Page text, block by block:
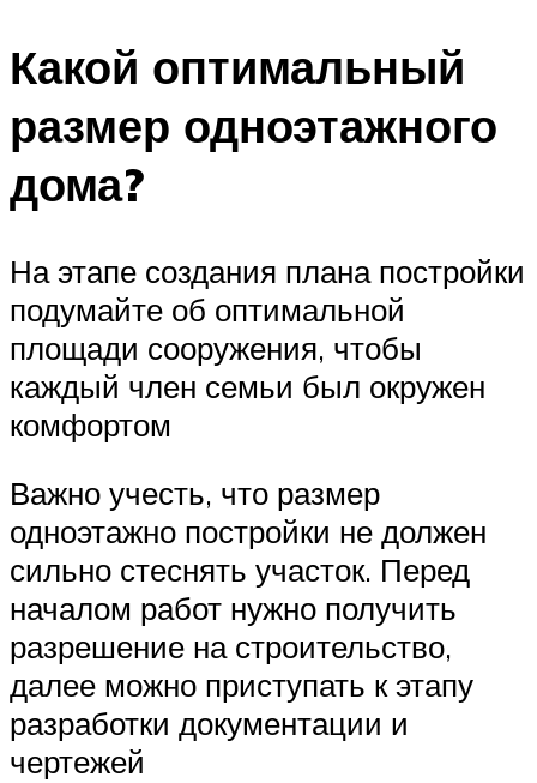
Какой оптимальный
размер одноэтажного
дома?
На этапе создания плана постройки
подумайте об оптимальной
площади сооружения, чтобы
каждый член семьи был окружен
комфортом
Важно учесть, что размер
одноэтажно постройки не должен
сильно стеснять участок. Перед
началом работ нужно получить
разрешение на строительство,
далее можно приступать к этапу
разработки документации и
чертежей